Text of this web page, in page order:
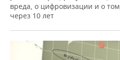
вреда, о цифровизации и о
через 10 лет